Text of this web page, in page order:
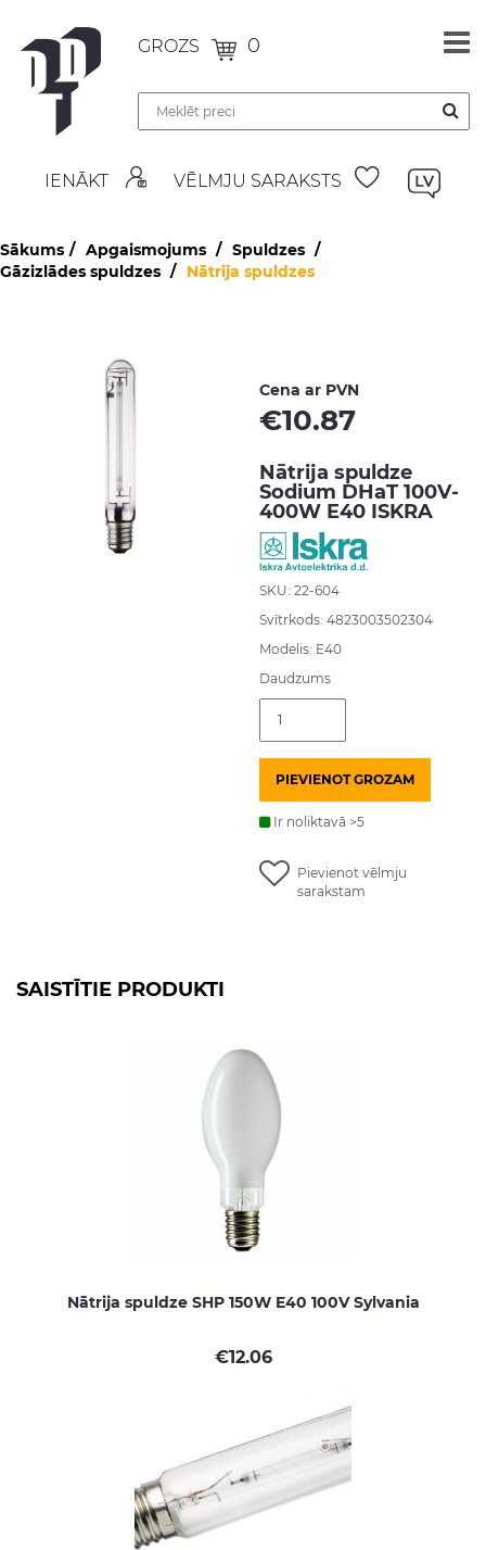
GROZS 0
IENĀKT VĒLMJU SARAKSTS
Sākums Apgaismojums
Spuldzes
Gāzizlādes spuldzes
Nātrija spuldzes
Cena ar PVN
€10.87
Nātrija spuldze
Sodium DHaT 100V-
400W E40 ISKRA
SKU: 22-604
Svītrkods: 4823003502304
Modelis: E40
Daudzums
spuldze
Sodium
DHaT
100V-
400W
E40
PIEVIENOT GROZAM
Ir noliktavā >5
Pievienot vēlmju
sarakstam
SAISTĪTIE PRODUKTI
Nātrija spuldze SHP 150W E40 100V Sylvania
€12.06